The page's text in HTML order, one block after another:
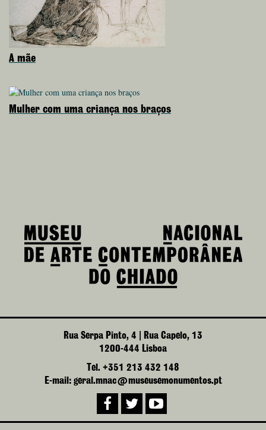
A mãe
Mulher com uma criança nos braços
Rua Serpa Pinto, 4 | Rua Capelo, 13
1200-444 Lisboa
Tel. +351 213 432 148
E-mail: geral.mnac@museusemonumentos.pt